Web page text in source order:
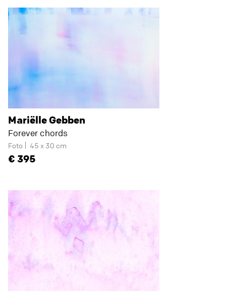
Mariëlle Gebben
Forever chords
Foto 45 x 30 cm
395